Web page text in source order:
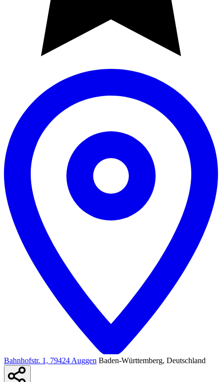
Bahnhofstr. 1, 79424 Auggen Baden-Württemberg, Deutschland